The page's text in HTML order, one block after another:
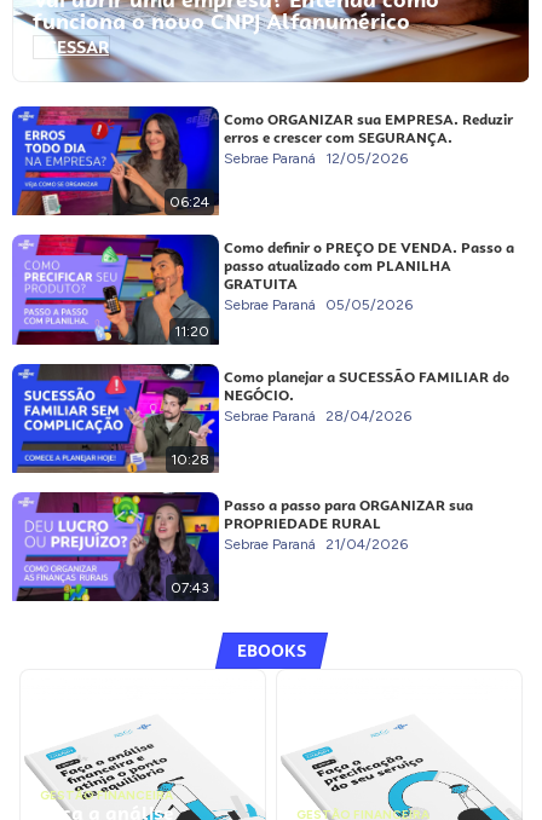
funciona o novo CNPJ Alfanumérico
ACESSAR
06:24
Como ORGANIZAR sua EMPRESA. Reduzir
erros e crescer com SEGURANÇA.
Sebrae Paraná 12/05/2026
11:20
Como definir o PREÇO DE VENDA. Passo a
passo atualizado com PLANILHA
GRATUITA
Sebrae Paraná 05/05/2026
10:28
Como planejar a SUCESSÃO FAMILIAR do
NEGÓCIO.
Sebrae Paraná 28/04/2026
07:43
Passo a passo para ORGANIZAR sua
PROPRIEDADE RURAL
Sebrae Paraná 21/04/2026
EBOOKS
GESTÃO FINANCEIRA
Faça a análise GESTÃO FINANCEIRA